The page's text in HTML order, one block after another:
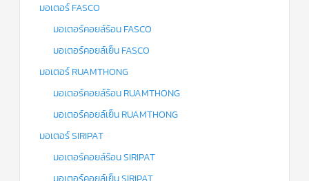
มอเตอร์ FASCO
มอเตอร์คอยล์ร้อน FASCO
มอเตอร์คอยล์เย็น FASCO
มอเตอร์ RUAMTHONG
มอเตอร์คอยล์ร้อน RUAMTHONG
มอเตอร์คอยล์เย็น RUAMTHONG
มอเตอร์ SIRIPAT
มอเตอร์คอยล์ร้อน SIRIPAT